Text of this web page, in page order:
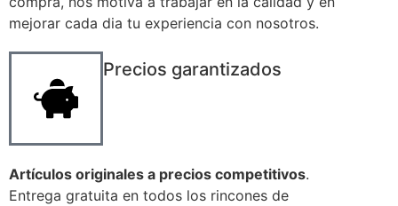
mejorar cada dia tu experiencia con nosotros.
Precios garantizados
Artículos originales a precios competitivos.
Entrega gratuita en todos los rincones de